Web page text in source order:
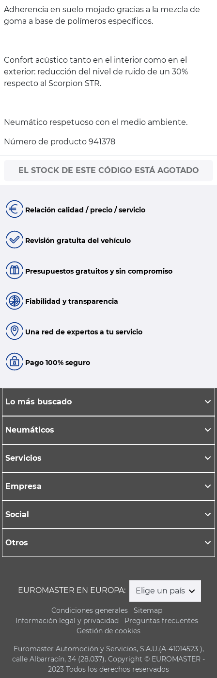
Adherencia en suelo mojado gracias a la mezcla de
goma a base de polímeros específicos.
Confort acústico tanto en el interior como en el
exterior: reducción del nivel de ruido de un 30%
respecto al Scorpion STR.
Neumático respetuoso con el medio ambiente.
Número de producto 941378
EL STOCK DE ESTE CÓDIGO ESTÁ AGOTADO
Relación calidad / precio / servicio
Revisión gratuita del vehículo
Presupuestos gratuitos y sin compromiso
Fiabilidad y transparencia
Una red de expertos a tu servicio
Pago 100% seguro
Lo más buscado
Neumáticos
Servicios
Empresa
Social
Otros
EUROMASTER EN EUROPA: Elige un país
Condiciones generales
Sitemap
Información legal y privacidad
Preguntas frecuentes
Gestión de cookies
Euromaster Automoción y Servicios, S.A.U.(A-41014523 ),
calle Albarracín, 34 (28.037). Copyright © EUROMASTER -
2023 Todos los derechos reservados